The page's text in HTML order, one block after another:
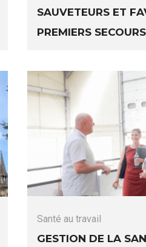
sauveteurs et
premiers secours
Santé au travail
Gestion de la